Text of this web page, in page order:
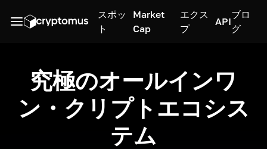
スポッ
ト
Market
Cap
エクス
プ
API
ブロ
グ
究極のオールインワ
ン・クリプトエコシス
テム